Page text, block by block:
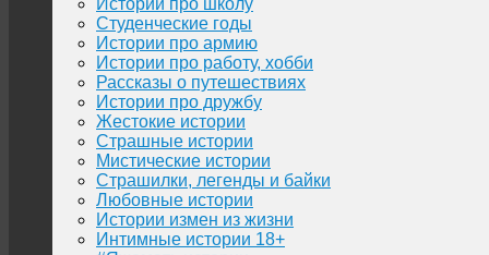
Истории про школу
Студенческие годы
Истории про армию
Истории про работу, хобби
Рассказы о путешествиях
Истории про дружбу
Жестокие истории
Страшные истории
Мистические истории
Страшилки, легенды и байки
Любовные истории
Истории измен из жизни
Интимные истории 18+